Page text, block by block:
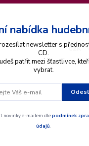
čerpám
se
14.8.2026 🐋
CZK
nabídka
newsletter s
CD.
patřit mezi šťastlivce,
vybrat.
novinky e-mailem dlepodmínek
údajů.